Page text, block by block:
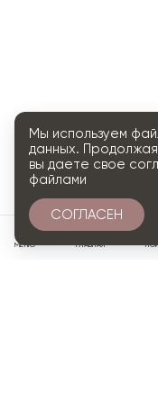
МЕНЮ ГЛАВНАЯ
Мы используем
данных. Продолжая
вы даете свое
файлами
СОГЛАСЕН